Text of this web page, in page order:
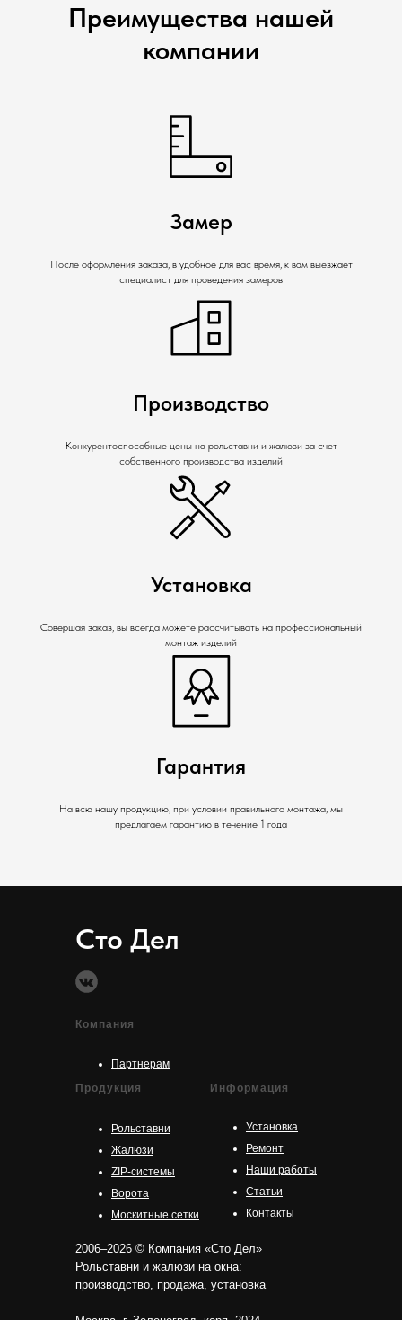
Преимущества нашей
компании
Замер
После оформления заказа, в удобное для вас время, к вам выезжает
специалист для проведения замеров
Производство
Конкурентоспособные цены на рольставни и жалюзи за счет
собственного производства изделий
Установка
Совершая заказ, вы всегда можете рассчитывать на профессиональный
монтаж изделий
Гарантия
На всю нашу продукцию, при условии правильного монтажа, мы
предлагаем гарантию в течение 1 года
Компания
Партнерам
Продукция
Рольставни
Жалюзи
ZIP-системы
Ворота
Москитные сетки
Информация
Установка
Ремонт
Наши работы
Статьи
Контакты
2006–2026 © Компания «Сто Дел»
Рольставни и жалюзи на окна:
производство, продажа, установка
Сто Дел